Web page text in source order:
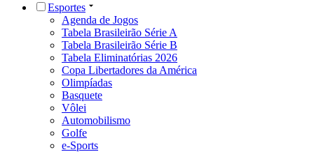
Esportes
Agenda de Jogos
Tabela Brasileirão Série A
Tabela Brasileirão Série B
Tabela Eliminatórias 2026
Copa Libertadores da América
Olimpíadas
Basquete
Vôlei
Automobilismo
Golfe
e-Sports